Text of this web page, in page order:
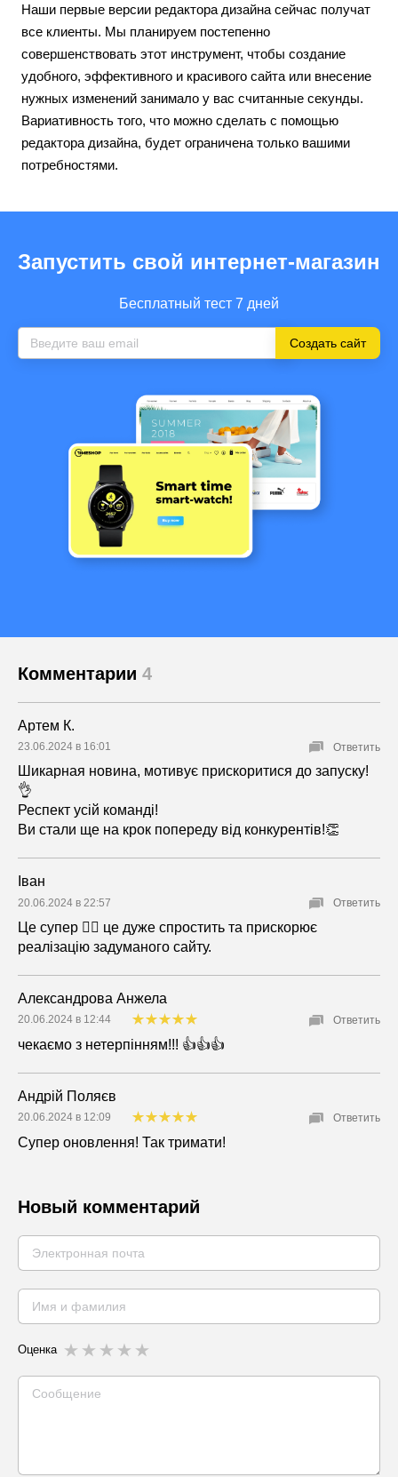
Наши первые версии редактора дизайна сейчас получат
все клиенты. Мы планируем постепенно
совершенствовать этот инструмент, чтобы создание
удобного, эффективного и красивого сайта или внесение
нужных изменений занимало у вас считанные секунды.
Вариативность того, что можно сделать с помощью
редактора дизайна, будет ограничена только вашими
потребностями.
Запустить свой интернет-магазин
Бесплатный тест 7 дней
Создать сайт
Комментарии 4
Артем К.
23.06.2024 в 16:01
Шикарная новина, мотивує прискоритися до запуску!
👌
Респект усій команді!
Ви стали ще на крок попереду від конкурентів!👏
Ответить
Іван
20.06.2024 в 22:57
Це супер 👍🏻 це дуже спростить та прискорює
реалізацію задуманого сайту.
Ответить
Александрова Анжела
20.06.2024 в 12:44
чекаємо з нетерпінням!!! 👍👍👍
Ответить
Андрій Поляєв
20.06.2024 в 12:09
Супер оновлення! Так тримати!
Ответить
Новый комментарий
Оценка